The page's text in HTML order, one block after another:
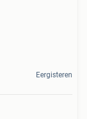
Eergisteren